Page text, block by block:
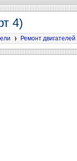
4)
Ремонт двигателей